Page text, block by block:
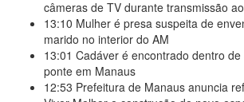
câmeras de TV durante transmissão
13:10 Mulher é presa suspeita de
marido no interior do AM
13:01 Cadáver é encontrado dentro
ponte em Manaus
12:53 Prefeitura de Manaus anuncia